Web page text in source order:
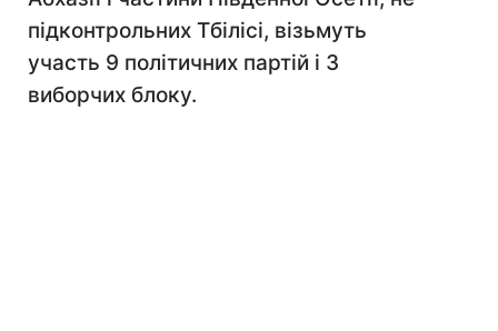
підконтрольних Тбілісі, візьмуть
участь 9 політичних партій і 3
виборчих блоку.